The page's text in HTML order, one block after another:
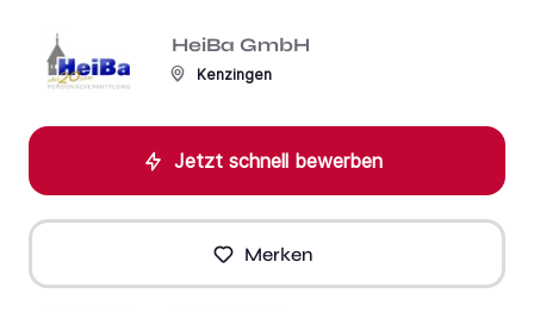
HeiBa GmbH
Kenzingen
Jetzt schnell bewerben
Merken